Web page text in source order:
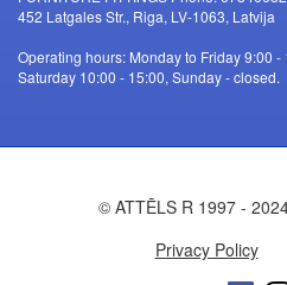
452 Latgales Str., Riga, LV-1063, Latvija
Operating hours: Monday to Friday 9:00 -
Saturday 10:00 - 15:00, Sunday - closed.
© ATTĒLS R 1997 -
Privacy Policy